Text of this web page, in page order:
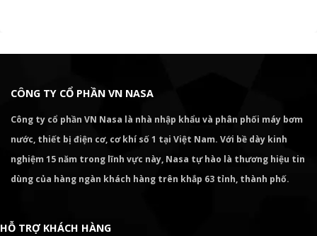
CÔNG TY CỔ PHẦN VN NASA
Công ty cổ phần VN Nasa là nhà nhập khẩu và phân phối máy bơm
nước, thiết bị điện cơ, cơ khí số 1 tại Việt Nam. Với bề dày kinh
nghiệm 15 năm trong lĩnh vực này, Nasa tự hào là thương hiệu tin
dùng của hàng ngàn khách hàng trên khắp 63 tỉnh, thành phố.
HỖ TRỢ KHÁCH HÀNG